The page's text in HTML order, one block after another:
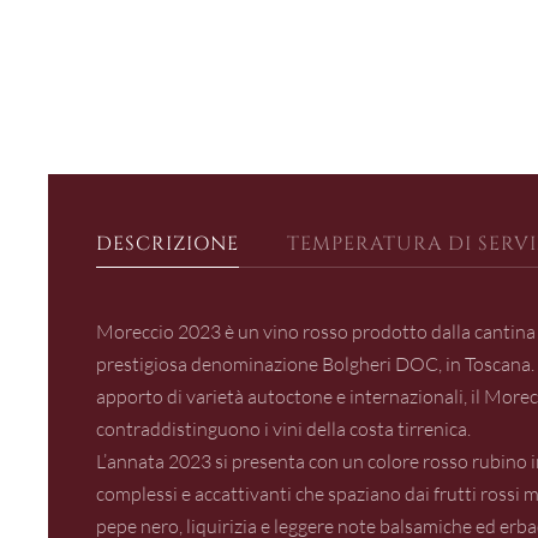
DESCRIZIONE TEMPERATURA DI
Moreccio 2023 è un vino rosso prodotto dalla
prestigiosa denominazione Bolgheri DOC, in
apporto di varietà autoctone e internazionali, il
contraddistinguono i vini della costa tirrenica.
L’annata 2023 si presenta con un colore rosso
complessi e accattivanti che spaziano dai frutti rossi
pepe nero, liquirizia e leggere note balsamiche ed